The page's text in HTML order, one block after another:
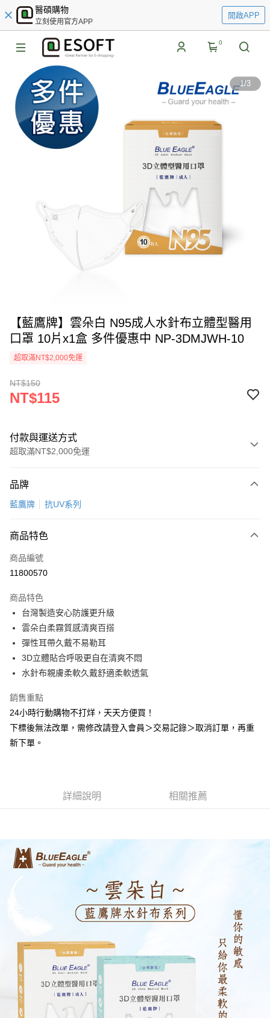
醫碩購物
立刻使用官方APP
開啟APP
0
1/3
【藍鷹牌】雲朵白 N95成人水針布立體型醫用
口罩 10片x1盒 多件優惠中 NP-3DMJWH-10
超取滿NT$2,000免運
NT$150
NT$115
付款與運送方式
超取滿NT$2,000免運
信用卡一次付款
LINE Pay
Apple Pay
Google Pay
全盈+PAY
AFTEE先享後付
相關說明
【關於「AFTEE先享後付」】
便利好安心！
１．簡單：不需註冊會員、不需綁卡、不需儲值。
２．便利：只要手機號碼，簡訊認證，即可結帳。
３．安心：先確認商品／服務後，再付款。
３．收到繳費通知簡訊後14天內，點擊此簡訊中的連結，可透過四大超商／
後付繳納相關費用。
※ 交易是否成功請以「AFTEE先享後付 」之結帳頁面顯示為準，若有關於
是否繳費成功／繳費後需取消欲退款等相關疑問，請聯繫「AFTEE先享後付
客戶支援中心」
１．透過由恩沛科技股份有限公司提供之「AFTEE先享後付」服務完成之交
易，需依本服務之必要範圍內提供個人資料，並將交易相關給付款項請求債
https://aftee.tw/terms/#terms3
３．未成年的使用者請事先徵得法定代理人或監護人之同意方可使用
「AFTEE先享後付」，若未經同意申辦者引起之損失，本公司不負相關責
任。
４．使用「AFTEE先享後付」時，將依據個別帳號之用戶狀況，依本公司即
時審查核予不同之上限額度；若仍有額度不足之情形，本公司將視審查結果
請求用戶進行身份認證。
運送方式
全家取貨付款
每筆NT$60，滿NT$2,000(含以上)免運費
付款後7-11取貨
每筆NT$60，滿NT$2,000(含以上)免運費
一般地區宅配<如偏遠地區會員請勿選擇一般宅配，請點選其他選項
內「偏遠地區宅配」>
每筆NT$90，滿NT$2,000(含以上)免運費
🚚偏遠地區宅配<請務必選擇此配送方式，偏遠地區可參照『首頁→
會員需知→偏遠地區配送事項』
每筆NT$120
🚢離島配送
每筆NT$250
品牌
藍鷹牌 抗UV系列
商品特色
商品編號
11800570
商品特色
台灣製造安心防護更升級
雲朵白柔霧質感清爽百搭
彈性耳帶久戴不易勒耳
3D立體貼合呼吸更自在清爽不悶
水針布親膚柔軟久戴舒適柔軟透氣
銷售重點
24小時行動購物不打烊，天天方便買！
下標後無法改單，需修改請登入會員＞交易記錄＞取消訂單，再重
新下單。
詳細說明 相關推薦